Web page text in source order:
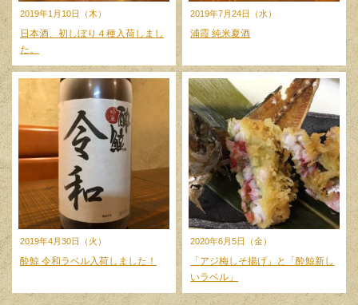
2019年1月10日（木）
日本酒、初しぼり４種入荷しまし
た。
2019年7月24日（水）
浦霞 純米夏酒
2019年4月30日（火）
酔鯨 令和ラベル入荷しました！
2020年6月5日（金）
「アジ梅しそ揚げ」と「酔鯨新し
いラベル」